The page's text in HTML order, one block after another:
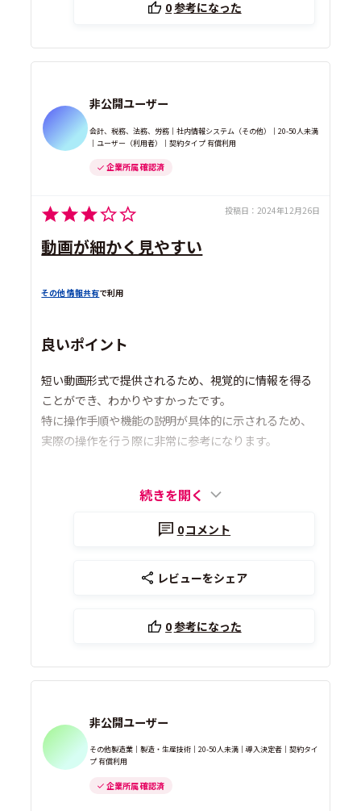
0参考になった
非公開ユーザー
会計、税務、法務、労務｜社内情報システム（その他）｜20-50人未満
｜ユーザー（利用者）｜契約タイプ 有償利用
企業所属 確認済
投稿日： 2024年12月26日
動画が細かく見やすい
その他 情報共有で利用
良いポイント
短い動画形式で提供されるため、視覚的に情報を得る
ことができ、わかりやすかったです。
特に操作手順や機能の説明が具体的に示されるため、
実際の操作を行う際に非常に参考になります。
続きを開く
0コメント
レビューをシェア
0参考になった
非公開ユーザー
その他製造業｜製造・生産技術｜20-50人未満｜導入決定者｜契約タイ
プ 有償利用
企業所属 確認済